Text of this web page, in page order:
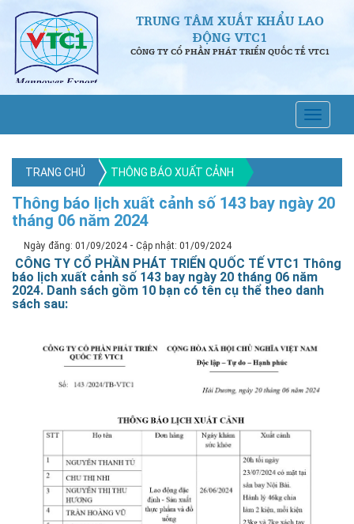
TRUNG TÂM XUẤT KHẨU LAO
ĐỘNG VTC1
CÔNG TY CỔ PHẦN PHÁT TRIỂN QUỐC TẾ VTC1
TRANG CHỦ THÔNG BÁO XUẤT CẢNH
Thông báo lịch xuất cảnh số 143 bay ngày 20
tháng 06 năm 2024
Ngày đăng: 01/09/2024- Cập nhật: 01/09/2024
CÔNG TY CỔ PHẦN PHÁT TRIỂN QUỐC TẾ VTC1 Thông
báo lịch xuất cảnh số 143 bay ngày 20 tháng 06 năm
2024. Danh sách gồm 10 bạn có tên cụ thể theo danh
sách sau: